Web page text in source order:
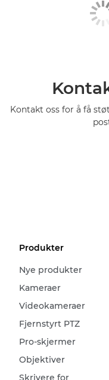
Kontakt oss for å få
Produkter
Nye produkter
Kameraer
Videokameraer
Fjernstyrt PTZ
Pro-skjermer
Objektiver
Skrivere for